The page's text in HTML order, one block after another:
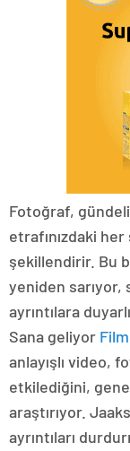
Fotoğraf,
etrafınızdaki
şekillendirir. Bu
yeniden sarıyor,
ayrıntılara
Sana geliyor
anlayışlı video,
etkilediğini,
araştırıyor.
ayrıntıları